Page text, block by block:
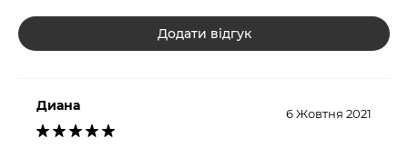
Додати відгук
Диана 6 Жовтня 2021